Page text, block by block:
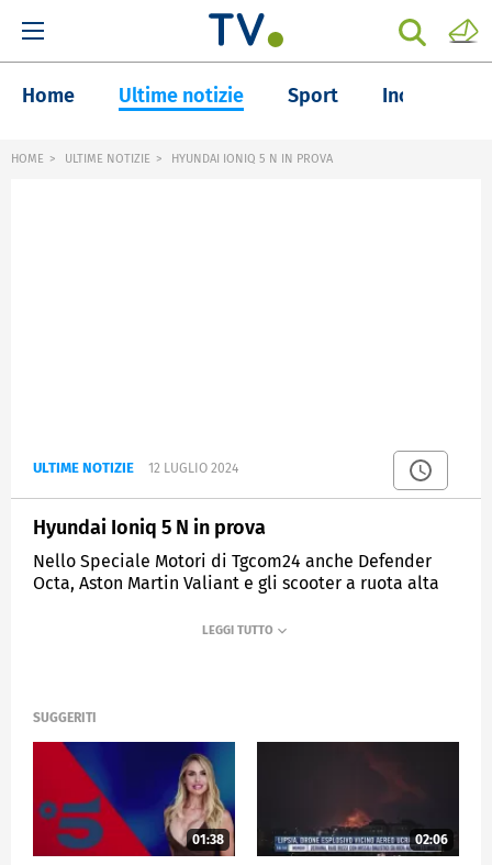
Home Ultime notizie Sport Inchieste
HOME ULTIME NOTIZIE HYUNDAI IONIQ 5 N IN PROVA
ULTIME NOTIZIE 12 LUGLIO 2024
Hyundai Ioniq 5 N in prova
Nello Speciale Motori di Tgcom24 anche Defender
Octa, Aston Martin Valiant e gli scooter a ruota alta
SUGGERITI
01:38 02:06